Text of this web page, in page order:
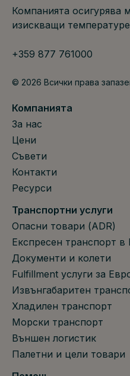
Компанията осигурява
изискващи
+359 877 761000
© 2026 Всички права
Компанията
За нас
Цени
Съвети
Контакти
Ресурси
Транспортни услуги
Опасни товари (ADR)
Експресен транспорт в
Документи и колети
Fulfillment услуги за
Извънгабаритен
Хладилен транспорт
Морски транспорт
Външен логистик
Палетни и цели товари